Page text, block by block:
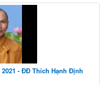
- ĐĐ Thích Hạnh Định